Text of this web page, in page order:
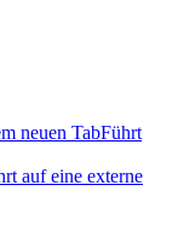
neuen TabFührt
auf eine externe